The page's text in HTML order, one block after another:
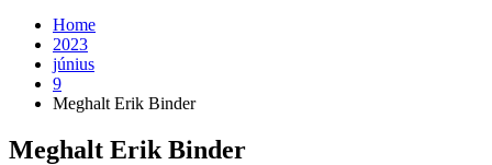
Home
2023
június
9
Meghalt Erik Binder
Meghalt Erik Binder